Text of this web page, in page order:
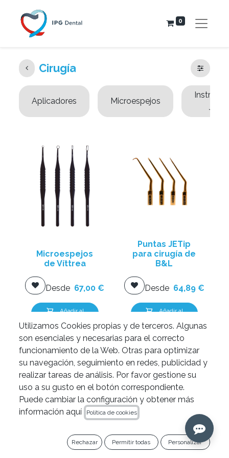
0
Cirugía
Aplicadores Microespejos
Microespejos
de Víttrea
Desde 67,00 €
Añadir al
Puntas JETip
para cirugía de
B&L
Desde 64,89€
Añadir al
Utilizamos Cookies propias y de terceros. Algunas
son esenciales y necesarias para el correcto
funcionamiento de la Web. Otras para optimizar
su navegación, seguimiento en redes, publicidad y
realizar tareas de análisis. Por favor gestione su
uso a su gusto en el botón correspondiente.
Puede cambiar la configuración y obtener más
información aquí
Política de cookies
Rechazar Permitir todas Personalizar